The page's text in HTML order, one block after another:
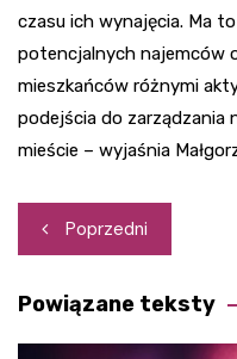
czasu ich wynajęcia. Ma
potencjalnych najemców
mieszkańców różnymi
podejścia do zarządzania
mieście – wyjaśnia
Nawigacja
wpisu
Poprzedni
Powiązane teksty